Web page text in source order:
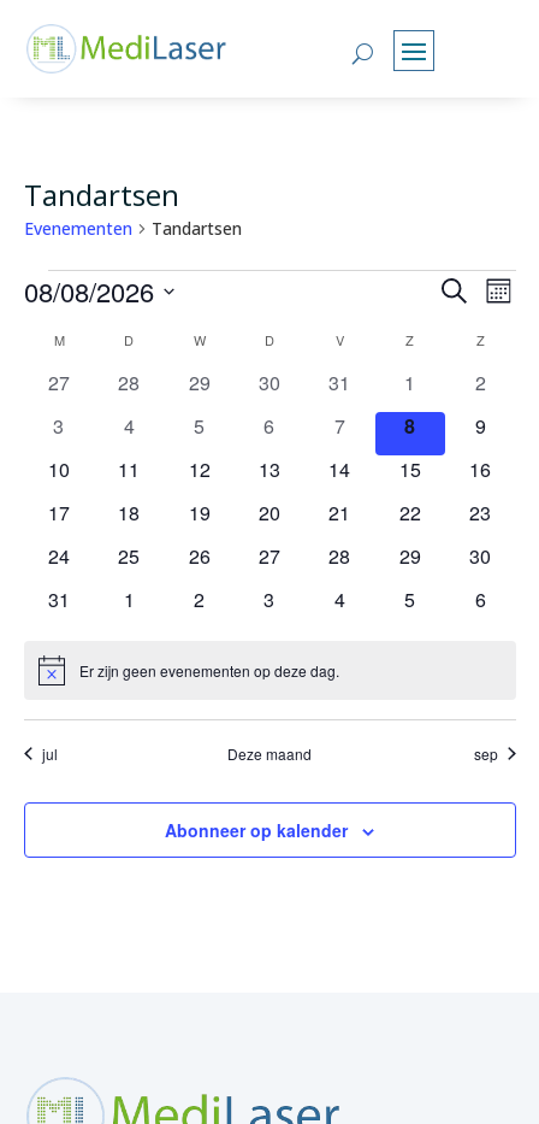
Tandartsen
Evenementen Tandartsen
Evenementen Zoeken
08/08/2026
datum.
Kalender
van
MMAANDAGD DINSDAGW WOENSDAG
DDONDERDAG
VVRIJDAG Z ZATERDAG
Z
0
27
0
28
0
29
0
30
0
evenementen
31
0
evenementen
1
0
2
0
3
0
4
0
5
0
evenementen
6
0
evenementen
7
0
evenementen
8
0
9
0
10
0
11
0
12
0
13
0
14
0
15
0
16
0
17
0
18
0
19
0
20
0
21
0
22
0
23
0
24
0
25
0
26
0
27
0
28
0
29
0
30
0
31
0
1
0
2
0
3
0
4
0
5
0
6
BerichtEr zijn geen evenementen op deze dag.
jul Deze maand sep
Abonneer op kalender